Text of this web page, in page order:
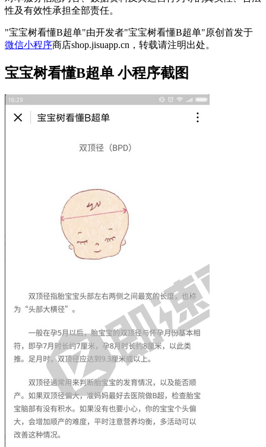
性及有效性承担全部责任。
"宝宝树看懂B超单"由开发者"宝宝树看懂B超单"原创首发于
微信小程序商店shop.jisuapp.cn，转载请注明出处。
宝宝树看懂B超单 小程序截图